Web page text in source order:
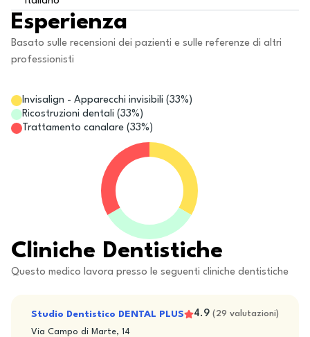
Esperienza
Basato sulle recensioni dei pazienti e sulle referenze di altri
professionisti
Invisalign - Apparecchi invisibili (33%)
Ricostruzioni dentali (33%)
Trattamento canalare (33%)
Cliniche Dentistiche
Questo medico lavora presso le seguenti cliniche dentistiche
Studio Dentistico DENTAL PLUS 4.9 (29 valutazioni)
Via Campo di Marte, 14